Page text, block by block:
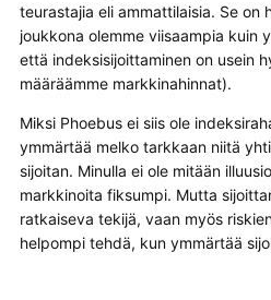
teurastajia eli ammattilaisia. Se on
joukkona olemme viisaampia kuin
että indeksisijoittaminen on usein
määräämme markkinahinnat).
Miksi Phoebus ei siis ole
ymmärtää melko tarkkaan niitä
sijoitan. Minulla ei ole mitään
markkinoita fiksumpi. Mutta
ratkaiseva tekijä, vaan myös
helpompi tehdä, kun ymmärtää